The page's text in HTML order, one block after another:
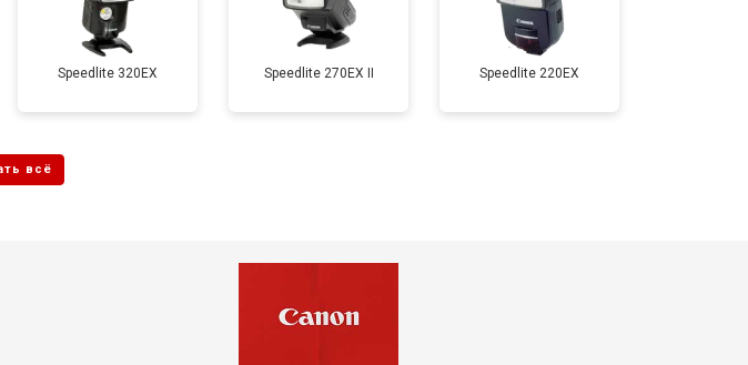
Speedlite 320EX Speedlite 270EX II Speedlite 220EX